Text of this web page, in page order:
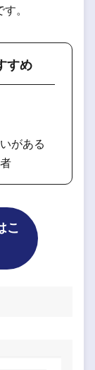
。
すめ
がある
こ